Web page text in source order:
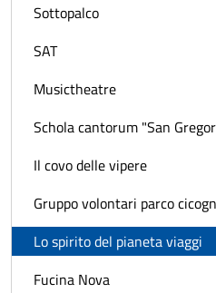
Sottopalco
SAT
Musictheatre
Schola cantorum "San
Il covo delle vipere
Gruppo volontari parco
Lo spirito del pianeta viaggi
Fucina Nova